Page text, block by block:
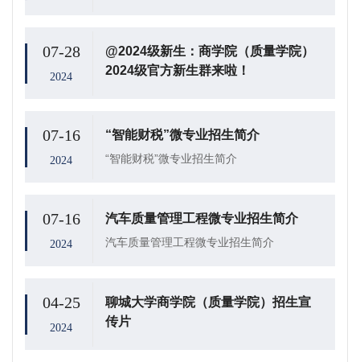
07-28
2024
@2024级新生：商学院（质量学院）
2024级官方新生群来啦！
07-16
2024
“智能财税”微专业招生简介
“智能财税”微专业招生简介
07-16
2024
汽车质量管理工程微专业招生简介
汽车质量管理工程微专业招生简介
04-25
2024
聊城大学商学院（质量学院）招生宣
传片